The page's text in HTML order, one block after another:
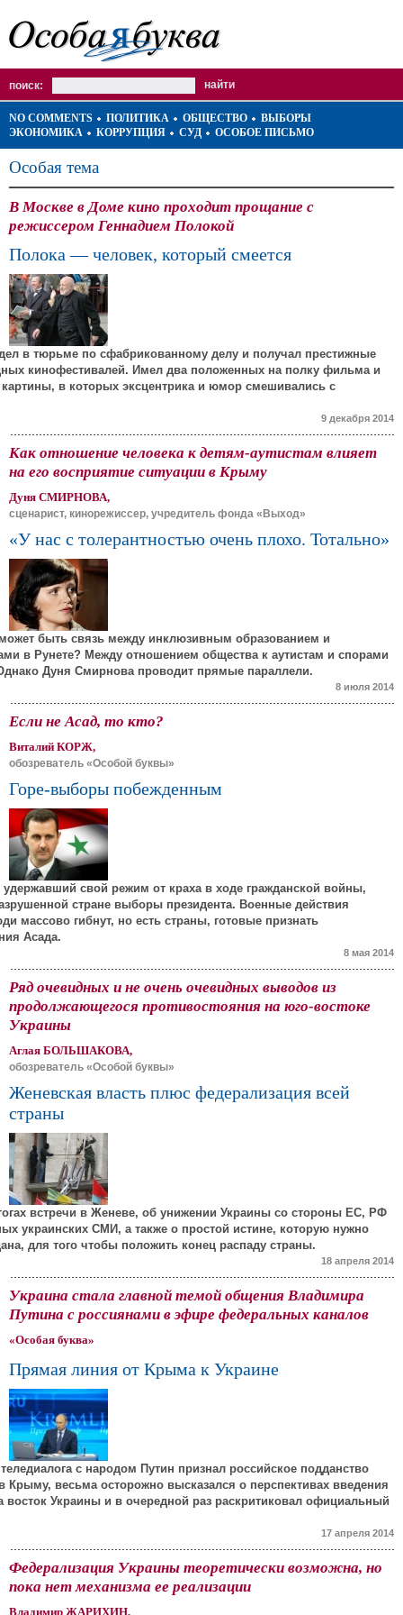
поиск:
NO COMMENTS ПОЛИТИКА ОБЩЕСТВО
ВЫБОРЫ
ЭКОНОМИКА
КОРРУПЦИЯ СУД ОСОБОЕ ПИСЬМО
Особая тема
В Москве в Доме кино проходит прощание с
режиссером Геннадием Полокой
Полока — человек, который смеется
в тюрьме по сфабрикованному делу и получал престижные
кинофестивалей. Имел два положенных на полку фильма и
в которых эксцентрика и юмор смешивались с
9 декабря 2014
Как отношение человека к детям-аутистам влияет
на его восприятие ситуации в Крыму
Дуня СМИРНОВА,
сценарист, кинорежиссер, учредитель фонда «Выход»
«У нас с толерантностью очень плохо. Тотально»
быть связь между инклюзивным образованием и
в Рунете? Между отношением общества к аутистам и спорами
Дуня Смирнова проводит прямые параллели.
8 июля 2014
Если не Асад, то кто?
Виталий КОРЖ,
обозреватель «Особой буквы»
Горе-выборы побежденным
свой режим от краха в ходе гражданской войны,
стране выборы президента. Военные действия
массово гибнут, но есть страны, готовые признать
Асада.
8 мая 2014
Ряд очевидных и не очень очевидных выводов из
продолжающегося противостояния на юго-востоке
Украины
Аглая БОЛЬШАКОВА,
обозреватель «Особой буквы»
Женевская власть плюс федерализация всей
страны
встречи в Женеве, об унижении Украины со стороны ЕС, РФ
украинских СМИ, а также о простой истине, которую нужно
для того чтобы положить конец распаду страны.
18 апреля 2014
Украина стала главной темой общения Владимира
Путина с россиянами в эфире федеральных каналов
«Особая буква»
Прямая линия от Крыма к Украине
с народом Путин признал российское подданство
весьма осторожно высказался о перспективах введения
восток Украины и в очередной раз раскритиковал официальный
17 апреля 2014
Федерализация Украины теоретически возможна, но
пока нет механизма ее реализации
Владимир ЖАРИХИН,